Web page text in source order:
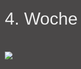
4. Woche